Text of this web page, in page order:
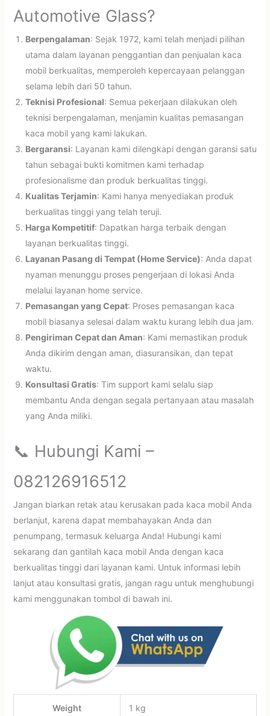
Automotive Glass?
Berpengalaman: Sejak 1972, kami telah menjadi pilihan
utama dalam layanan penggantian dan penjualan kaca
mobil berkualitas, memperoleh kepercayaan pelanggan
selama lebih dari 50 tahun.
Teknisi Profesional: Semua pekerjaan dilakukan oleh
teknisi berpengalaman, menjamin kualitas pemasangan
kaca mobil yang kami lakukan.
Bergaransi: Layanan kami dilengkapi dengan garansi satu
tahun sebagai bukti komitmen kami terhadap
profesionalisme dan produk berkualitas tinggi.
Kualitas Terjamin: Kami hanya menyediakan produk
berkualitas tinggi yang telah teruji.
Harga Kompetitif: Dapatkan harga terbaik dengan
layanan berkualitas tinggi.
Layanan Pasang di Tempat (Home Service): Anda dapat
nyaman menunggu proses pengerjaan di lokasi Anda
melalui layanan home service.
Pemasangan yang Cepat: Proses pemasangan kaca
mobil biasanya selesai dalam waktu kurang lebih dua jam.
Pengiriman Cepat dan Aman: Kami memastikan produk
Anda dikirim dengan aman, diasuransikan, dan tepat
waktu.
Konsultasi Gratis: Tim support kami selalu siap
membantu Anda dengan segala pertanyaan atau masalah
yang Anda miliki.
📞 Hubungi Kami –
082126916512
Jangan biarkan retak atau kerusakan pada kaca mobil Anda
berlanjut, karena dapat membahayakan Anda dan
penumpang, termasuk keluarga Anda! Hubungi kami
sekarang dan gantilah kaca mobil Anda dengan kaca
berkualitas tinggi dari layanan kami. Untuk informasi lebih
lanjut atau konsultasi gratis, jangan ragu untuk menghubungi
kami menggunakan tombol di bawah ini.
Weight 1 kg